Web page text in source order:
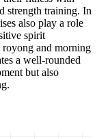
strength training. In
also play a role
spirit
and morning
a well-rounded
but also